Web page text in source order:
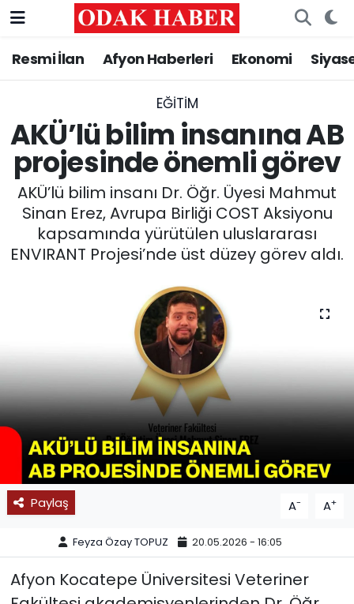
Resmi İlan Afyon Haberleri Ekonomi
EĞITIM
AKÜ’lü bilim insanına AB
projesinde önemli görev
AKÜ’lü bilim insanı Dr. Öğr. Üyesi Mahmut
Sinan Erez, Avrupa Birliği COST Aksiyonu
kapsamında yürütülen uluslararası
ENVIRANT Projesi’nde üst düzey görev aldı.
Paylaş A- A+
Feyza Özay TOPUZ 20.05.2026 - 16:05
Afyon Kocatepe Üniversitesi Veteriner
AFYONKARAHİSAR HABERLERİ
ASAYİŞ
GÜNCEL
SİYASET
EĞİTİM
SPOR
11:11 MANŞET
Nöbetçi Eczaneler
Trafik Durumu
Süper Lig Puan Durumu ve Fikstür
Tüm Manşetler
Son Dakika Haberleri